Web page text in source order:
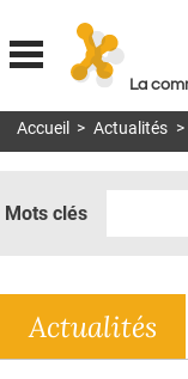
La
MON COMPTE
DOSSIERS
RÉSEAUX
Accueil > Actualités >
Mots clés
Actualités